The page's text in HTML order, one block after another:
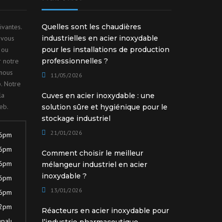
notre
Notre
Quelles sont les chaudières
industrielles en acier inoxydable
pour les installations de production
professionnelles ?
11/05/2026
Cuves en acier inoxydable : une
solution sûre et hygiénique pour le
stockage industriel
21/01/2026
Comment choisir le meilleur
mélangeur industriel en acier
inoxydable ?
13/01/2026
Réacteurs en acier inoxydable pour